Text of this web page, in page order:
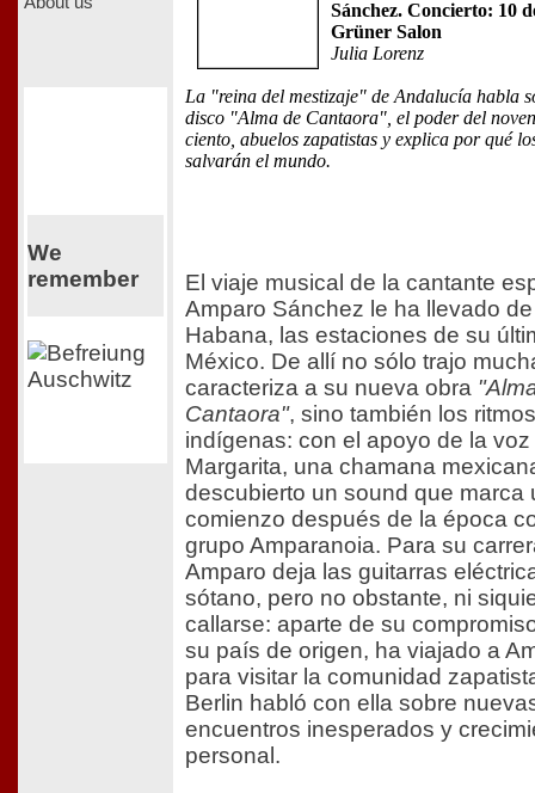
We
remember
Sánchez. Concierto: 10
Grüner Salon
Julia Lorenz
La "reina del mestizaje" de Andalucía habla
disco "Alma de Cantaora", el poder del
ciento, abuelos zapatistas y explica por qué
salvarán el mundo.
El viaje musical de la cantante
Amparo Sánchez le ha llevado
Habana, las estaciones de su
México. De allí no sólo trajo
caracteriza a su nueva obra
Cantaora", sino también los
indígenas: con el apoyo de la
Margarita, una chamana
descubierto un sound que marca
comienzo después de la época
grupo Amparanoia. Para su
Amparo deja las guitarras
sótano, pero no obstante, ni
callarse: aparte de su
su país de origen, ha viajado a
para visitar la comunidad
Berlin habló con ella sobre
encuentros inesperados y
personal.